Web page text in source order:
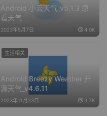
Android 小云天气_v5.1.3 原
看天气
2023年5月7日 4.0K
Android Breezy Weather 开
源天气_v4.6.11
2023年11月23日 3.7K
生活相关